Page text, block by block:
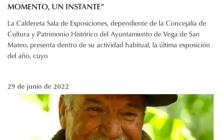
MOMENTO, UN INSTANTE”
La Caldereta Sala de Exposiciones, dependiente de la Concejalía de
Cultura y Patrimonio Histórico del Ayuntamiento de Vega de San
Mateo, presenta dentro de su actividad habitual, la última exposición
del año, cuyo
29 de junio de 2022